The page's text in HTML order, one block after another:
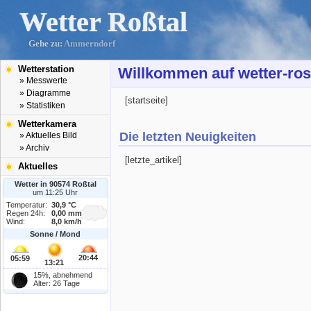
Wetter Roßtal
Gehe zu: Ammerndorf
Wetterstation
» Messwerte
» Diagramme
» Statistiken
Wetterkamera
» Aktuelles Bild
» Archiv
Aktuelles
Wetter in 90574 Roßtal
um 11:25 Uhr
Temperatur:
30,9 °C
Regen 24h:
0,00 mm
Wind:
8,0 km/h
Sonne / Mond
05:59 13:21
20:44
15%, abnehmend
Alter: 26 Tage
Willkommen auf wetter-
[startseite]
Die letzten Neuigkeiten
[letzte_artikel]